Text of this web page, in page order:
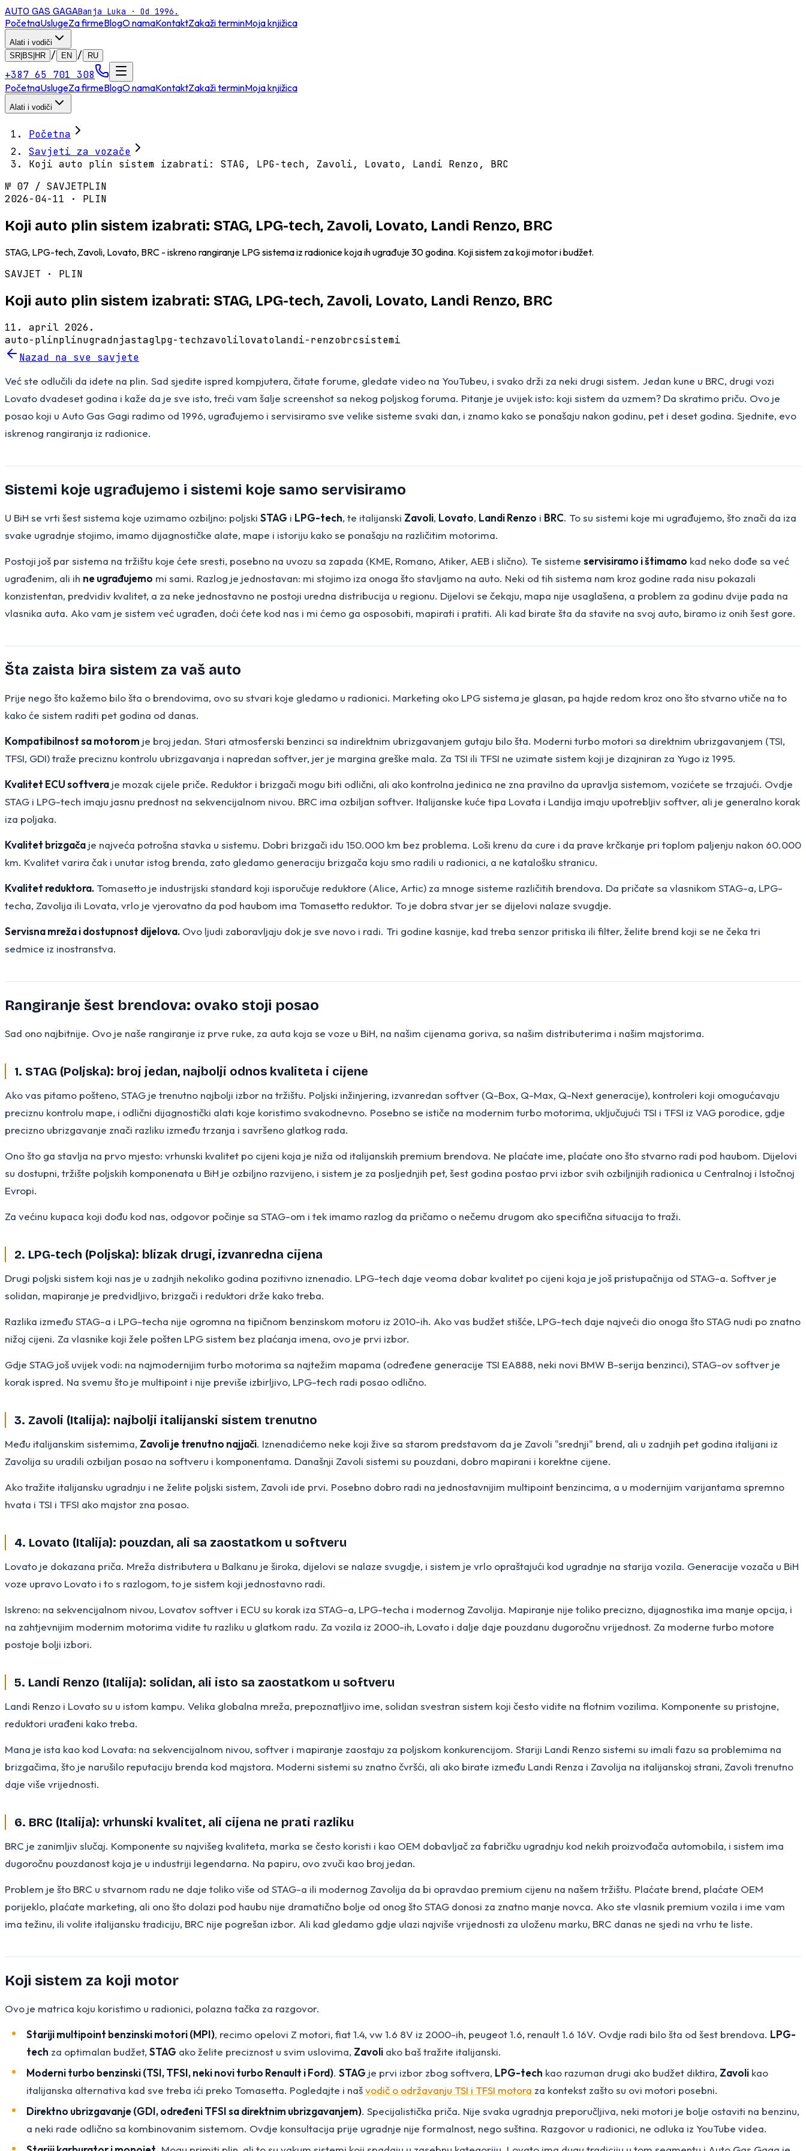
AUTO GAS GAGABanja Luka · Od 1996.
PočetnaUslugeZa firmeBlogO namaKontaktZakaži terminMoja knjižica
Alati i vodiči
SR|BS|HR
/ EN / RU
+387 65 701 308
PočetnaUslugeZa firmeBlogO namaKontaktZakaži terminMoja knjižica
Alati i vodiči
Početna
Savjeti za vozače
Koji auto plin sistem izabrati: STAG, LPG-tech, Zavoli, Lovato, Landi Renzo, BRC
№ 07 / SAVJETPLIN
2026-04-11 · PLIN
Koji auto plin sistem izabrati: STAG, LPG-tech, Zavoli, Lovato, Landi Renzo, BRC
STAG, LPG-tech, Zavoli, Lovato, BRC - iskreno rangiranje LPG sistema iz radionice koja ih ugrađuje 30 godina. Koji sistem za koji motor i budžet.
SAVJET · PLIN
Koji auto plin sistem izabrati: STAG, LPG-tech, Zavoli, Lovato, Landi Renzo, BRC
11. april 2026.
auto-plinplinugradnjastaglpg-techzavolilovatolandi-renzobrcsistemi
Nazad na sve savjete
Već ste odlučili da idete na plin. Sad sjedite ispred kompjutera, čitate forume, gledate video na YouTubeu, i svako drži za neki drugi sistem. Jedan kune u BRC, drugi vozi
Lovato dvadeset godina i kaže da je sve isto, treći vam šalje screenshot sa nekog poljskog foruma. Pitanje je uvijek isto: koji sistem da uzmem? Da skratimo priču. Ovo je
posao koji u Auto Gas Gagi radimo od 1996, ugrađujemo i servisiramo sve velike sisteme svaki dan, i znamo kako se ponašaju nakon godinu, pet i deset godina. Sjednite, evo
iskrenog rangiranja iz radionice.
Sistemi koje ugrađujemo i sistemi koje samo servisiramo
U BiH se vrti šest sistema koje uzimamo ozbiljno: poljski STAG i LPG-tech, te italijanski Zavoli, Lovato, Landi Renzo i BRC. To su sistemi koje mi ugrađujemo, što znači da iza
svake ugradnje stojimo, imamo dijagnostičke alate, mape i istoriju kako se ponašaju na različitim motorima.
Postoji još par sistema na tržištu koje ćete sresti, posebno na uvozu sa zapada (KME, Romano, Atiker, AEB i slično). Te sisteme servisiramo i štimamo kad neko dođe sa već
ugrađenim, ali ih ne ugrađujemo mi sami. Razlog je jednostavan: mi stojimo iza onoga što stavljamo na auto. Neki od tih sistema nam kroz godine rada nisu pokazali
konzistentan, predvidiv kvalitet, a za neke jednostavno ne postoji uredna distribucija u regionu. Dijelovi se čekaju, mapa nije usaglašena, a problem za godinu dvije pada na
vlasnika auta. Ako vam je sistem već ugrađen, doći ćete kod nas i mi ćemo ga osposobiti, mapirati i pratiti. Ali kad birate šta da stavite na svoj auto, biramo iz onih šest gore.
Šta zaista bira sistem za vaš auto
Prije nego što kažemo bilo šta o brendovima, ovo su stvari koje gledamo u radionici. Marketing oko LPG sistema je glasan, pa hajde redom kroz ono što stvarno utiče na to
kako će sistem raditi pet godina od danas.
Kompatibilnost sa motorom je broj jedan. Stari atmosferski benzinci sa indirektnim ubrizgavanjem gutaju bilo šta. Moderni turbo motori sa direktnim ubrizgavanjem (TSI,
TFSI, GDI) traže preciznu kontrolu ubrizgavanja i napredan softver, jer je margina greške mala. Za TSI ili TFSI ne uzimate sistem koji je dizajniran za Yugo iz 1995.
Kvalitet ECU softvera je mozak cijele priče. Reduktor i brizgači mogu biti odlični, ali ako kontrolna jedinica ne zna pravilno da upravlja sistemom, vozićete se trzajući. Ovdje
STAG i LPG-tech imaju jasnu prednost na sekvencijalnom nivou. BRC ima ozbiljan softver. Italijanske kuće tipa Lovata i Landija imaju upotrebljiv softver, ali je generalno korak
iza poljaka.
Kvalitet brizgača je najveća potrošna stavka u sistemu. Dobri brizgači idu 150.000 km bez problema. Loši krenu da cure i da prave krčkanje pri toplom paljenju nakon 60.000
km. Kvalitet varira čak i unutar istog brenda, zato gledamo generaciju brizgača koju smo radili u radionici, a ne katalošku stranicu.
Kvalitet reduktora. Tomasetto je industrijski standard koji isporučuje reduktore (Alice, Artic) za mnoge sisteme različitih brendova. Da pričate sa vlasnikom STAG-a, LPG-
techa, Zavolija ili Lovata, vrlo je vjerovatno da pod haubom ima Tomasetto reduktor. To je dobra stvar jer se dijelovi nalaze svugdje.
Servisna mreža i dostupnost dijelova. Ovo ljudi zaboravljaju dok je sve novo i radi. Tri godine kasnije, kad treba senzor pritiska ili filter, želite brend koji se ne čeka tri
sedmice iz inostranstva.
Rangiranje šest brendova: ovako stoji posao
Sad ono najbitnije. Ovo je naše rangiranje iz prve ruke, za auta koja se voze u BiH, na našim cijenama goriva, sa našim distributerima i našim majstorima.
1. STAG (Poljska): broj jedan, najbolji odnos kvaliteta i cijene
Ako vas pitamo pošteno, STAG je trenutno najbolji izbor na tržištu. Poljski inžinjering, izvanredan softver (Q-Box, Q-Max, Q-Next generacije), kontroleri koji omogućavaju
preciznu kontrolu mape, i odlični dijagnostički alati koje koristimo svakodnevno. Posebno se ističe na modernim turbo motorima, uključujući TSI i TFSI iz VAG porodice, gdje
precizno ubrizgavanje znači razliku između trzanja i savršeno glatkog rada.
Ono što ga stavlja na prvo mjesto: vrhunski kvalitet po cijeni koja je niža od italijanskih premium brendova. Ne plaćate ime, plaćate ono što stvarno radi pod haubom. Dijelovi
su dostupni, tržište poljskih komponenata u BiH je ozbiljno razvijeno, i sistem je za posljednjih pet, šest godina postao prvi izbor svih ozbiljnijih radionica u Centralnoj i Istočnoj
Evropi.
Za većinu kupaca koji dođu kod nas, odgovor počinje sa STAG-om i tek imamo razlog da pričamo o nečemu drugom ako specifična situacija to traži.
2. LPG-tech (Poljska): blizak drugi, izvanredna cijena
Drugi poljski sistem koji nas je u zadnjih nekoliko godina pozitivno iznenadio. LPG-tech daje veoma dobar kvalitet po cijeni koja je još pristupačnija od STAG-a. Softver je
solidan, mapiranje je predvidljivo, brizgači i reduktori drže kako treba.
Razlika između STAG-a i LPG-techa nije ogromna na tipičnom benzinskom motoru iz 2010-ih. Ako vas budžet stišće, LPG-tech daje najveći dio onoga što STAG nudi po znatno
nižoj cijeni. Za vlasnike koji žele pošten LPG sistem bez plaćanja imena, ovo je prvi izbor.
Gdje STAG još uvijek vodi: na najmodernijim turbo motorima sa najtežim mapama (određene generacije TSI EA888, neki novi BMW B-serija benzinci), STAG-ov softver je
korak ispred. Na svemu što je multipoint i nije previše izbirljivo, LPG-tech radi posao odlično.
3. Zavoli (Italija): najbolji italijanski sistem trenutno
Među italijanskim sistemima, Zavoli je trenutno najjači. Iznenadićemo neke koji žive sa starom predstavom da je Zavoli "srednji" brend, ali u zadnjih pet godina italijani iz
Zavolija su uradili ozbiljan posao na softveru i komponentama. Današnji Zavoli sistemi su pouzdani, dobro mapirani i korektne cijene.
Ako tražite italijansku ugradnju i ne želite poljski sistem, Zavoli ide prvi. Posebno dobro radi na jednostavnijim multipoint benzincima, a u modernijim varijantama spremno
hvata i TSI i TFSI ako majstor zna posao.
4. Lovato (Italija): pouzdan, ali sa zaostatkom u softveru
Lovato je dokazana priča. Mreža distributera u Balkanu je široka, dijelovi se nalaze svugdje, i sistem je vrlo opraštajući kod ugradnje na starija vozila. Generacije vozača u BiH
voze upravo Lovato i to s razlogom, to je sistem koji jednostavno radi.
Iskreno: na sekvencijalnom nivou, Lovatov softver i ECU su korak iza STAG-a, LPG-techa i modernog Zavolija. Mapiranje nije toliko precizno, dijagnostika ima manje opcija, i
na zahtjevnijim modernim motorima vidite tu razliku u glatkom radu. Za vozila iz 2000-ih, Lovato i dalje daje pouzdanu dugoročnu vrijednost. Za moderne turbo motore
postoje bolji izbori.
5. Landi Renzo (Italija): solidan, ali isto sa zaostatkom u softveru
Landi Renzo i Lovato su u istom kampu. Velika globalna mreža, prepoznatljivo ime, solidan svestran sistem koji često vidite na flotnim vozilima. Komponente su pristojne,
reduktori urađeni kako treba.
Mana je ista kao kod Lovata: na sekvencijalnom nivou, softver i mapiranje zaostaju za poljskom konkurencijom. Stariji Landi Renzo sistemi su imali fazu sa problemima na
brizgačima, što je narušilo reputaciju brenda kod majstora. Moderni sistemi su znatno čvršći, ali ako birate između Landi Renza i Zavolija na italijanskoj strani, Zavoli trenutno
daje više vrijednosti.
6. BRC (Italija): vrhunski kvalitet, ali cijena ne prati razliku
BRC je zanimljiv slučaj. Komponente su najvišeg kvaliteta, marka se često koristi i kao OEM dobavljač za fabričku ugradnju kod nekih proizvođača automobila, i sistem ima
dugoročnu pouzdanost koja je u industriji legendarna. Na papiru, ovo zvuči kao broj jedan.
Problem je što BRC u stvarnom radu ne daje toliko više od STAG-a ili modernog Zavolija da bi opravdao premium cijenu na našem tržištu. Plaćate brend, plaćate OEM
porijeklo, plaćate marketing, ali ono što dolazi pod haubu nije dramatično bolje od onog što STAG donosi za znatno manje novca. Ako ste vlasnik premium vozila i ime vam
ima težinu, ili volite italijansku tradiciju, BRC nije pogrešan izbor. Ali kad gledamo gdje ulazi najviše vrijednosti za uloženu marku, BRC danas ne sjedi na vrhu te liste.
Koji sistem za koji motor
Ovo je matrica koju koristimo u radionici, polazna tačka za razgovor.
Stariji multipoint benzinski motori (MPI), recimo opelovi Z motori, fiat 1.4, vw 1.6 8V iz 2000-ih, peugeot 1.6, renault 1.6 16V. Ovdje radi bilo šta od šest brendova. LPG-
tech za optimalan budžet, STAG ako želite preciznost u svim uslovima, Zavoli ako baš tražite italijanski.
Moderni turbo benzinski (TSI, TFSI, neki novi turbo Renault i Ford). STAG je prvi izbor zbog softvera, LPG-tech kao razuman drugi ako budžet diktira, Zavoli kao
italijanska alternativa kad sve treba ići preko Tomasetta. Pogledajte i našvodič o održavanju TSI i TFSI motora za kontekst zašto su ovi motori posebni.
Direktno ubrizgavanje (GDI, određeni TFSI sa direktnim ubrizgavanjem). Specijalistička priča. Nije svaka ugradnja preporučljiva, neki motori je bolje ostaviti na benzinu,
a neki rade odlično sa kombinovanim sistemom. Ovdje konsultacija prije ugradnje nije formalnost, nego suština. Razgovor u radionici, ne odluka iz YouTube videa.